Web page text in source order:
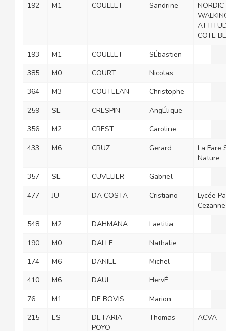
192
M1 COULLET Sandrine
NORDIC
COTE
193
M1 COULLET
SÉbastien
385
M0 COURT
Nicolas
364
M3 COUTELAN
Christophe
259
SE CRESPIN
AngÉlique
356
M2 CREST
Caroline
433
M6 CRUZ Gerard
La Fare
Nature
357
SE CUVELIER
Gabriel
477
JU DA COSTA Cristiano
Lycée
Cezanne
548
M2 DAHMANA
Laetitia
190
M0 DALLE
Nathalie
174
M6 DANIEL
Michel
410
M6 DAUL
HervÉ
76
M1 DE BOVIS
Marion
215
ES
DE FARIA--
POYO
Thomas ACVA